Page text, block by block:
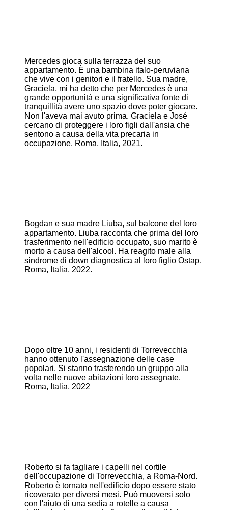
Mercedes gioca sulla terrazza del suo
appartamento. È una bambina italo-peruviana
che vive con i genitori e il fratello. Sua madre,
Graciela, mi ha detto che per Mercedes è una
grande opportunità e una significativa fonte di
tranquillità avere uno spazio dove poter giocare.
Non l'aveva mai avuto prima. Graciela e José
cercano di proteggere i loro figli dall'ansia che
sentono a causa della vita precaria in
occupazione. Roma, Italia, 2021.
Bogdan e sua madre Liuba, sul balcone del loro
appartamento. Liuba racconta che prima del loro
trasferimento nell'edificio occupato, suo marito è
morto a causa dell'alcool. Ha reagito male alla
sindrome di down diagnostica al loro figlio Ostap.
Roma, Italia, 2022.
Dopo oltre 10 anni, i residenti di Torrevecchia
hanno ottenuto l'assegnazione delle case
popolari. Si stanno trasferendo un gruppo alla
volta nelle nuove abitazioni loro assegnate.
Roma, Italia, 2022
Roberto si fa tagliare i capelli nel cortile
dell'occupazione di Torrevecchia, a Roma-Nord.
Roberto è tornato nell'edificio dopo essere stato
ricoverato per diversi mesi. Può muoversi solo
con l'aiuto di una sedia a rotelle a causa